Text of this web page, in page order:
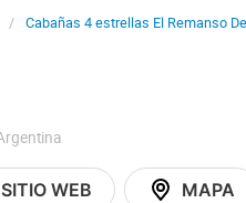
Cabañas 4 estrellas El Remanso
SITIO WEB MAPA